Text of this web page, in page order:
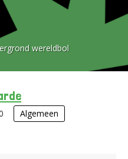
wereldbol
Algemeen